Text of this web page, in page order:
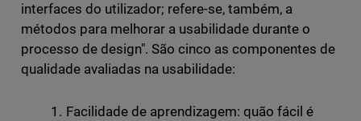
interfaces do utilizador; refere-se, também, a
métodos para melhorar a usabilidade durante o
processo de design". São cinco as componentes de
qualidade avaliadas na usabilidade:
Facilidade de aprendizagem: quão fácil é